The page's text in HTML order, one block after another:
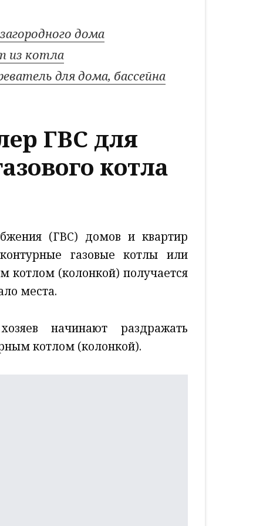
дома
из котла
для дома, бассейна
ГВС для
котла
(ГВС) домов и квартир
газовые котлы или
котлом (колонкой) получается
места.
начинают раздражать
котлом (колонкой).